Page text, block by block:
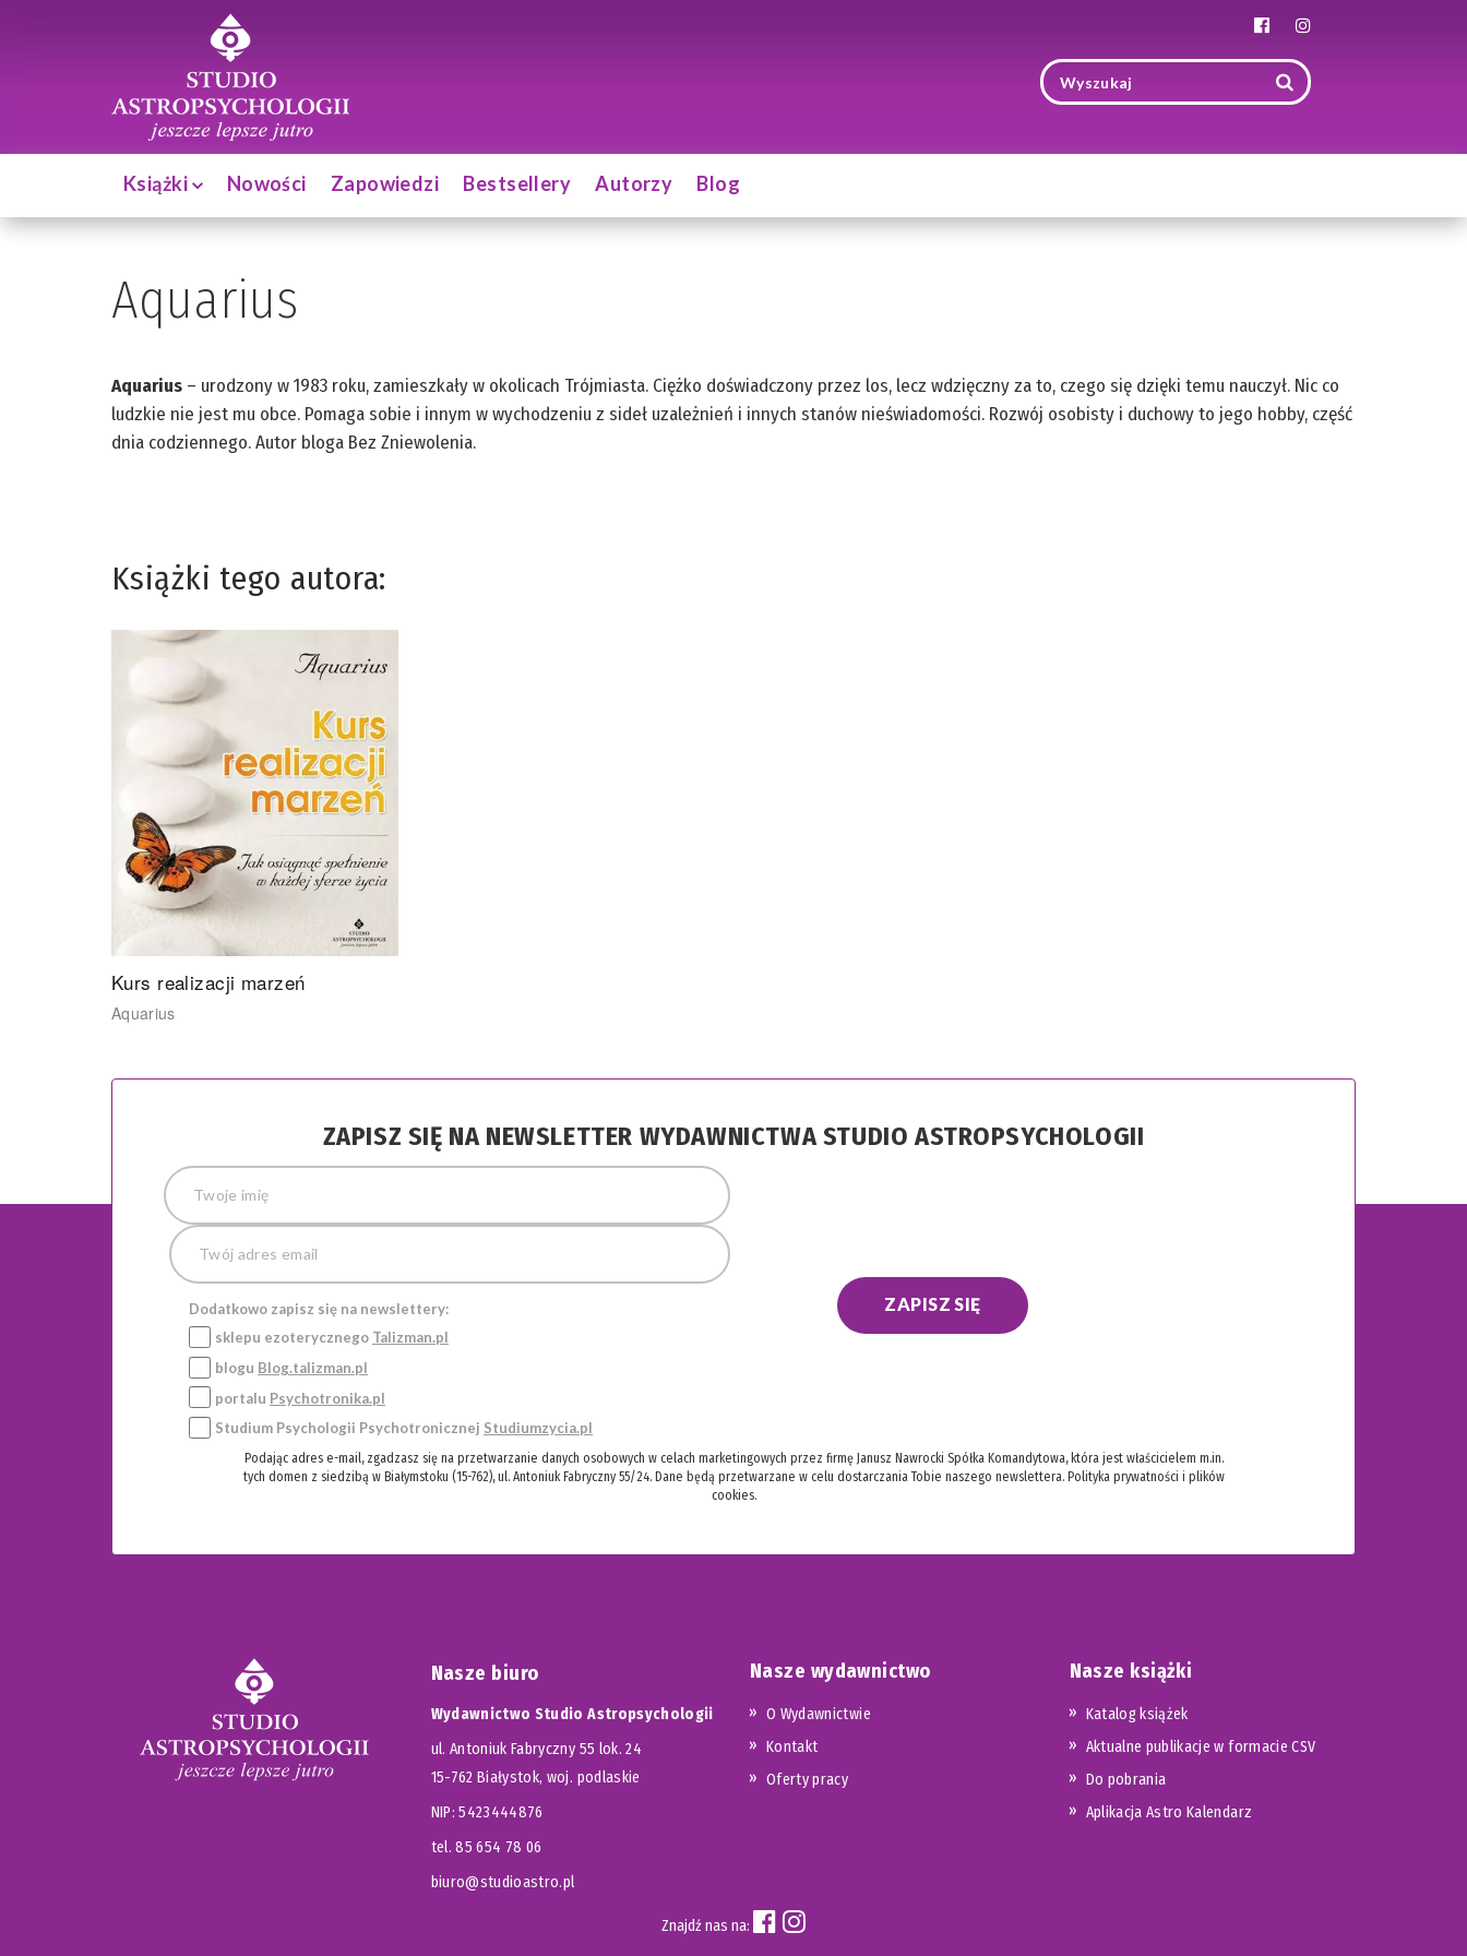
Książki Nowości Zapowiedzi Bestsellery Autorzy Blog
Aquarius
Aquarius – urodzony w 1983 roku, zamieszkały w okolicach Trójmiasta. Ciężko doświadczony przez los, lecz wdzięczny za to, czego się dzięki temu nauczył. Nic co
ludzkie nie jest mu obce. Pomaga sobie i innym w wychodzeniu z sideł uzależnień i innych stanów nieświadomości. Rozwój osobisty i duchowy to jego hobby, część
dnia codziennego. Autor bloga Bez Zniewolenia.
Książki tego autora:
Kurs realizacji marzeń
Aquarius
ZAPISZ SIĘ NA NEWSLETTER WYDAWNICTWA STUDIO ASTROPSYCHOLOGII
Dodatkowo zapisz się na newslettery:
sklepu ezoterycznego Talizman.pl
blogu Blog.talizman.pl
portalu Psychotronika.pl
Studium Psychologii Psychotronicznej Studiumzycia.pl
ZAPISZ SIĘ
Podając adres e-mail, zgadzasz się na przetwarzanie danych osobowych w celach marketingowych przez firmę Janusz Nawrocki Spółka Komandytowa, która jest właścicielem m.in.
tych domen z siedzibą w Białymstoku (15-762), ul. Antoniuk Fabryczny 55/24. Dane będą przetwarzane w celu dostarczania Tobie naszego newslettera. Polityka prywatności i plików
cookies.
Nasze biuro
Wydawnictwo Studio Astropsychologii
ul. Antoniuk Fabryczny 55 lok. 24
15-762 Białystok, woj. podlaskie
NIP: 5423444876
tel. 85 654 78 06
biuro@studioastro.pl
Nasze wydawnictwo
O Wydawnictwie
Kontakt
Oferty pracy
Nasze książki
Katalog książek
Aktualne publikacje w formacie CSV
Do pobrania
Aplikacja Astro Kalendarz
Znajdź nas na: